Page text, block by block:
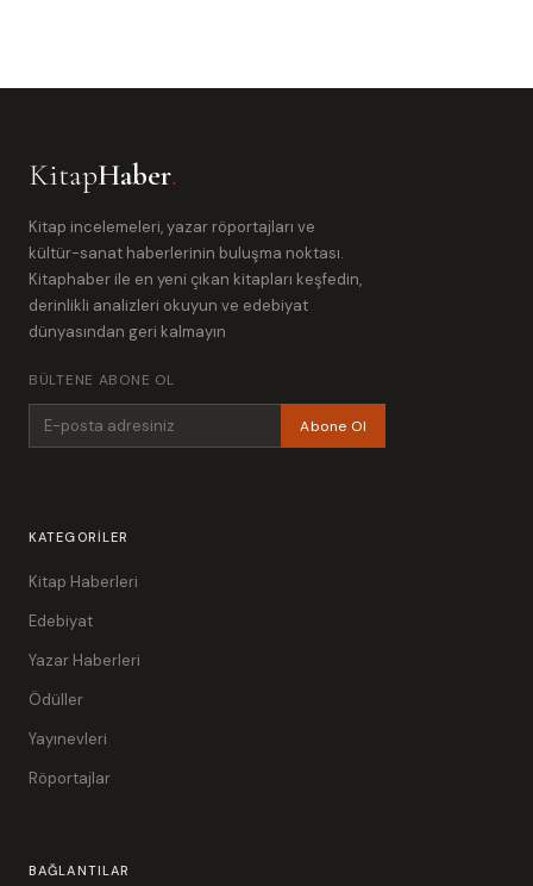
KitapHaber.
Kitap incelemeleri, yazar röportajları ve
kültür-sanat haberlerinin buluşma noktası.
Kitaphaber ile en yeni çıkan kitapları keşfedin,
derinlikli analizleri okuyun ve edebiyat
dünyasından geri kalmayın
BÜLTENE ABONE OL
Abone Ol
KATEGORILER
Kitap Haberleri
Edebiyat
Yazar Haberleri
Ödüller
Yayınevleri
Röportajlar
BAĞLANTILAR